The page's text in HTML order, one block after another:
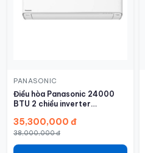
PANASONIC
Điều hòa Panasonic 24000
BTU 2 chiều inverter
35,300,000 đ
38,000,000 đ